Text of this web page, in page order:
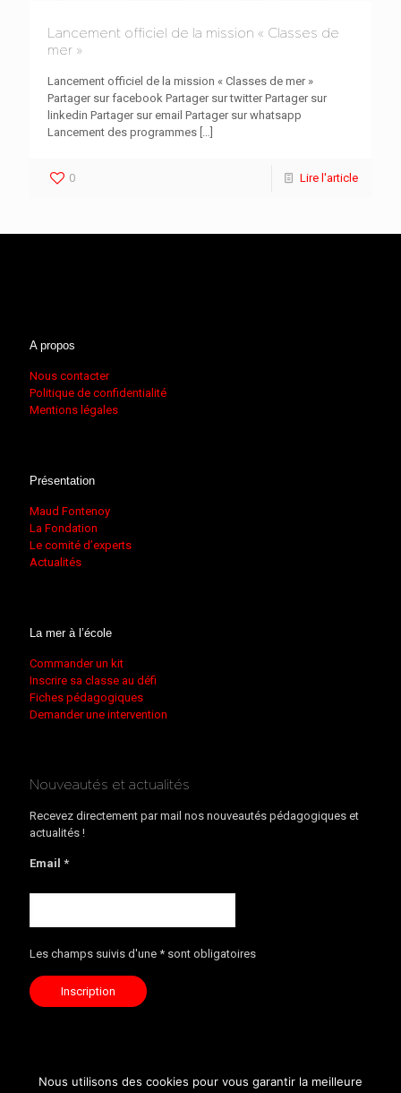
Lancement officiel de la mission « Classes de
mer »
Lancement officiel de la mission « Classes de mer »
Partager sur facebook Partager sur twitter Partager sur
linkedin Partager sur email Partager sur whatsapp
Lancement des programmes […]
0 Lire l'article
A propos
Nous contacter
Politique de confidentialité
Mentions légales
Présentation
Maud Fontenoy
La Fondation
Le comité d’experts
Actualités
La mer à l’école
Commander un kit
Inscrire sa classe au défi
Fiches pédagogiques
Demander une intervention
Nouveautés et actualités
Recevez directement par mail nos nouveautés pédagogiques et
actualités !
Email *
Les champs suivis d'une * sont obligatoires
Nous utilisons des cookies pour vous garantir la meilleure